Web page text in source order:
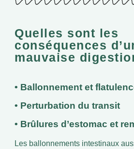
Quelles sont les
conséquences
mauvaise
• Ballonnement et
• Perturbation du transit
• Brûlures d’estomac et
Les ballonnements intestinaux